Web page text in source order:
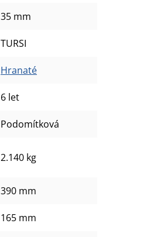
35 mm
TURSI
Hranaté
6 let
Podomítková
2.140 kg
390 mm
165 mm